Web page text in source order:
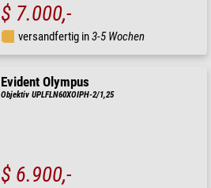
$ 7.000,-
versandfertig in3-5 Wochen
Evident Olympus
Objektiv UPLFLN60XOIPH-2/1,25
$ 6.900,-